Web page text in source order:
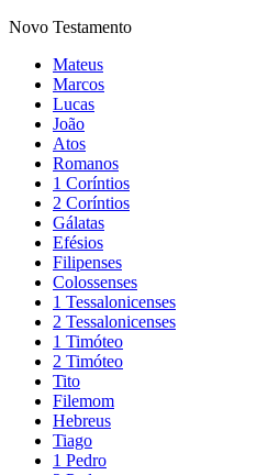
Novo Testamento
Mateus
Marcos
Lucas
João
Atos
Romanos
1 Coríntios
2 Coríntios
Gálatas
Efésios
Filipenses
Colossenses
1 Tessalonicenses
2 Tessalonicenses
1 Timóteo
2 Timóteo
Tito
Filemom
Hebreus
Tiago
1 Pedro